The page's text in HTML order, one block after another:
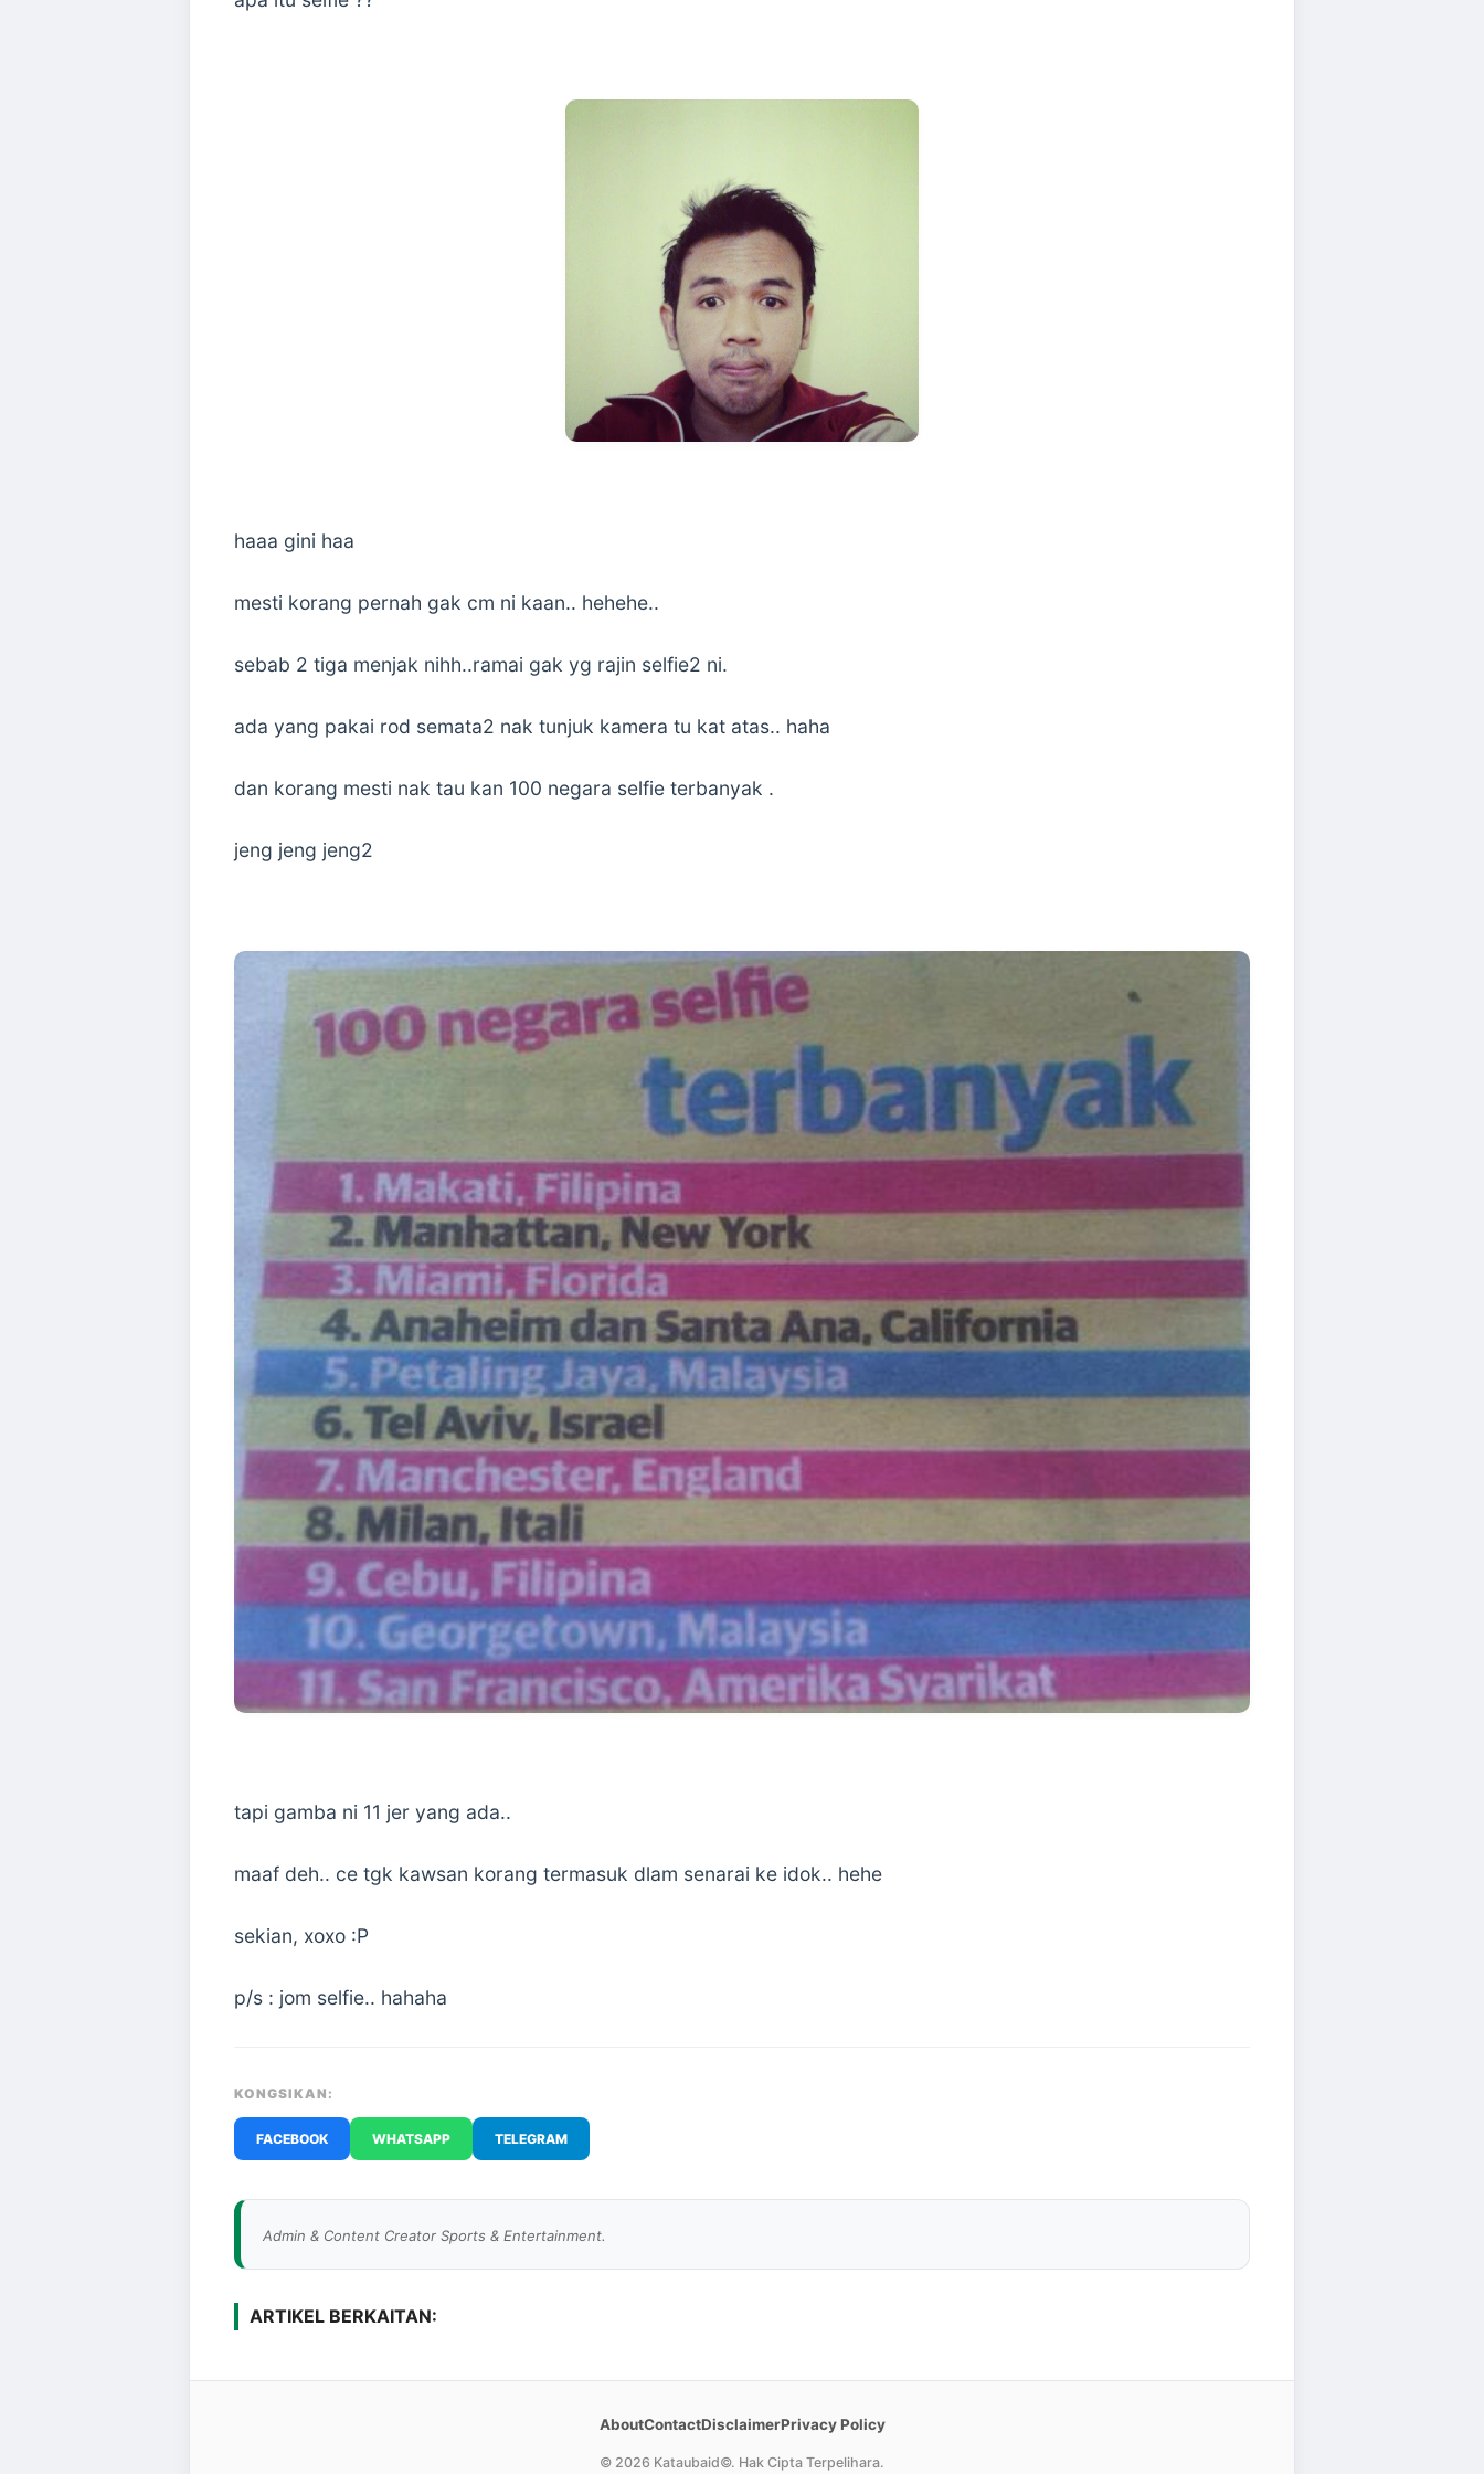
haaa gini haa
mesti korang pernah gak cm ni kaan.. hehehe..
sebab 2 tiga menjak nihh..ramai gak yg rajin selfie2 ni.
ada yang pakai rod semata2 nak tunjuk kamera tu kat atas.. haha
dan korang mesti nak tau kan 100 negara selfie terbanyak .
jeng jeng jeng2
tapi gamba ni 11 jer yang ada..
maaf deh.. ce tgk kawsan korang termasuk dlam senarai ke idok.. hehe
sekian, xoxo :P
p/s : jom selfie.. hahaha
KONGSIKAN:
FACEBOOK WHATSAPP TELEGRAM
Admin & Content Creator Sports & Entertainment.
ARTIKEL BERKAITAN:
AboutContactDisclaimerPrivacy Policy
© 2026 Kataubaid©. Hak Cipta Terpelihara.